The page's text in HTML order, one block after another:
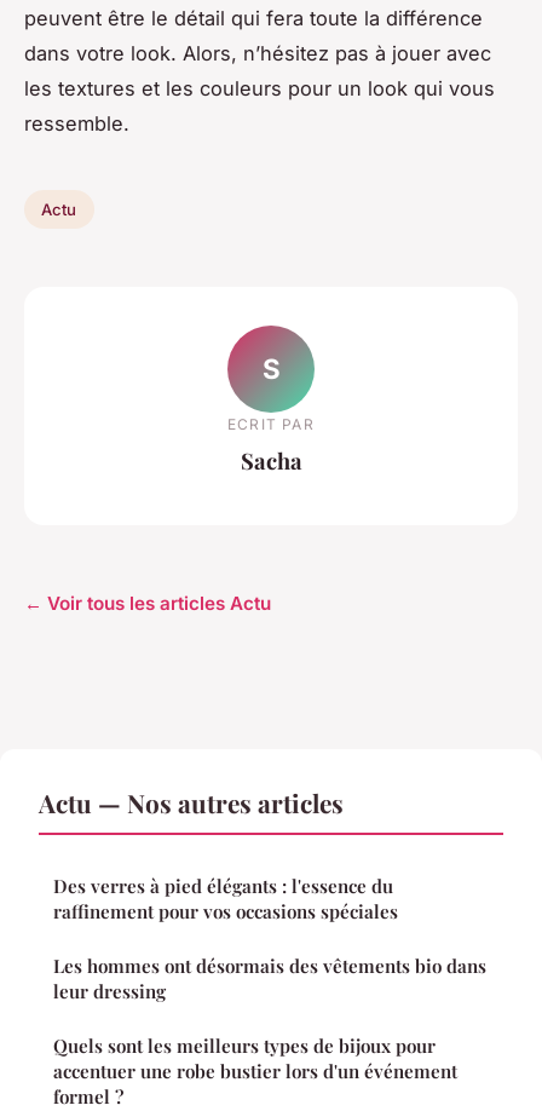
peuvent être le détail qui fera toute la différence
dans votre look. Alors, n’hésitez pas à jouer avec
les textures et les couleurs pour un look qui vous
ressemble.
Actu
S
ECRIT PAR
Sacha
← Voir tous les articles Actu
Actu — Nos autres articles
Des verres à pied élégants : l'essence du
raffinement pour vos occasions spéciales
Les hommes ont désormais des vêtements bio dans
leur dressing
Quels sont les meilleurs types de bijoux pour
accentuer une robe bustier lors d'un événement
formel ?